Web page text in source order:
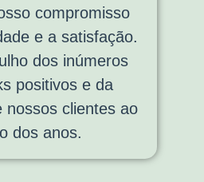
compromisso
e a satisfação.
dos inúmeros
positivos e da
nossos clientes ao
dos anos.